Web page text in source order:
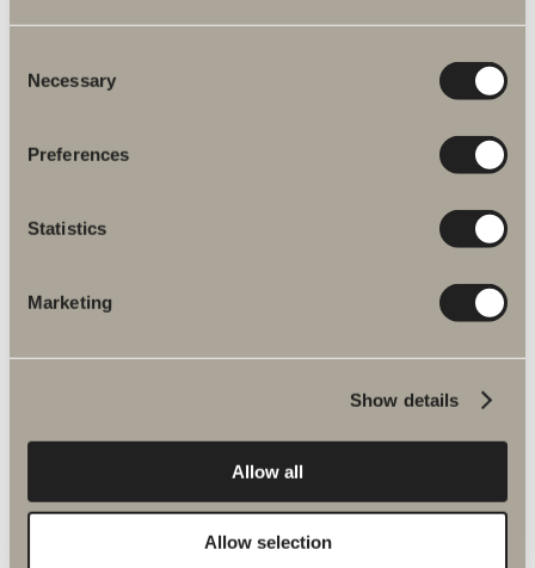
Selection
Necessary
Preferences
Statistics
Marketing
Show details
Allow all
Allow selection
Specifikation
Fler produkter inom Reservdelar